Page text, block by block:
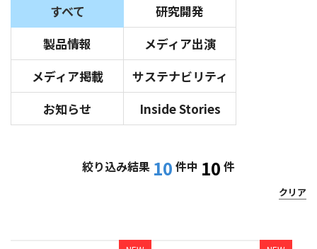
すべて
研究開発
製品情報
メディア出演
メディア掲載
サステナビリティ
お知らせ
Inside Stories
クリア
絞り込み結果 10 件中 10 件